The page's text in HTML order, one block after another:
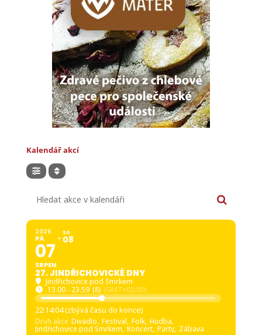
Kalendář akcí
2026
PÁ
07
SRPEN
SO
08
27. JINDŘICHOVICKÉ DNY
Jindřichovice pod Smrkem
13.00 - 23.59 (8) (GMT+02:00)
22:14:02 (zbývá času do konce)
Druh akce Divadlo, Festival, Folk, Hudba,
Jindřichovice pod Smrkem, Koncert, Party, Zábava